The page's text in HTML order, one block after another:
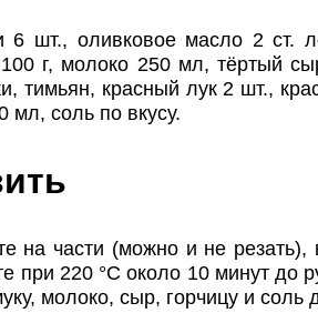
6 шт., оливковое масло 2 ст.
г, молоко 250 мл, тёртый
тимьян, красный лук 2 шт.,
мл, соль по вкусу.
на части (можно и не
при 220 °C около 10 минут до
молоко, сыр, горчицу и соль